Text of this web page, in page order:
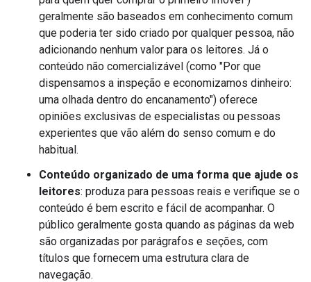
geralmente são baseados em conhecimento comum
que poderia ter sido criado por qualquer pessoa, não
adicionando nenhum valor para os leitores. Já o
conteúdo não comercializável (como "Por que
dispensamos a inspeção e economizamos dinheiro:
uma olhada dentro do encanamento") oferece
opiniões exclusivas de especialistas ou pessoas
experientes que vão além do senso comum e do
habitual.
Conteúdo organizado de uma forma que ajude os
leitores: produza para pessoas reais e verifique se o
conteúdo é bem escrito e fácil de acompanhar. O
público geralmente gosta quando as páginas da web
são organizadas por parágrafos e seções, com
títulos que fornecem uma estrutura clara de
navegação.